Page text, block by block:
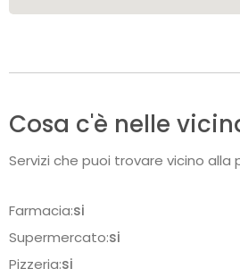
Cosa c'è nelle
Servizi che puoi trovare vicino alla
Farmacia:si
Supermercato:si
Pizzeria:si